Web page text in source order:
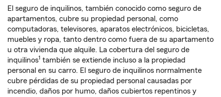
El seguro de inquilinos, también conocido como seguro de
apartamentos, cubre su propiedad personal, como
computadoras, televisores, aparatos electrónicos, bicicletas,
muebles y ropa, tanto dentro como fuera de su apartamento
u otra vivienda que alquile. La cobertura del seguro de
inquilinos1 también se extiende incluso a la propiedad
personal en su carro. El seguro de inquilinos normalmente
cubre pérdidas de su propiedad personal causadas por
incendio, daños por humo, daños cubiertos repentinos y